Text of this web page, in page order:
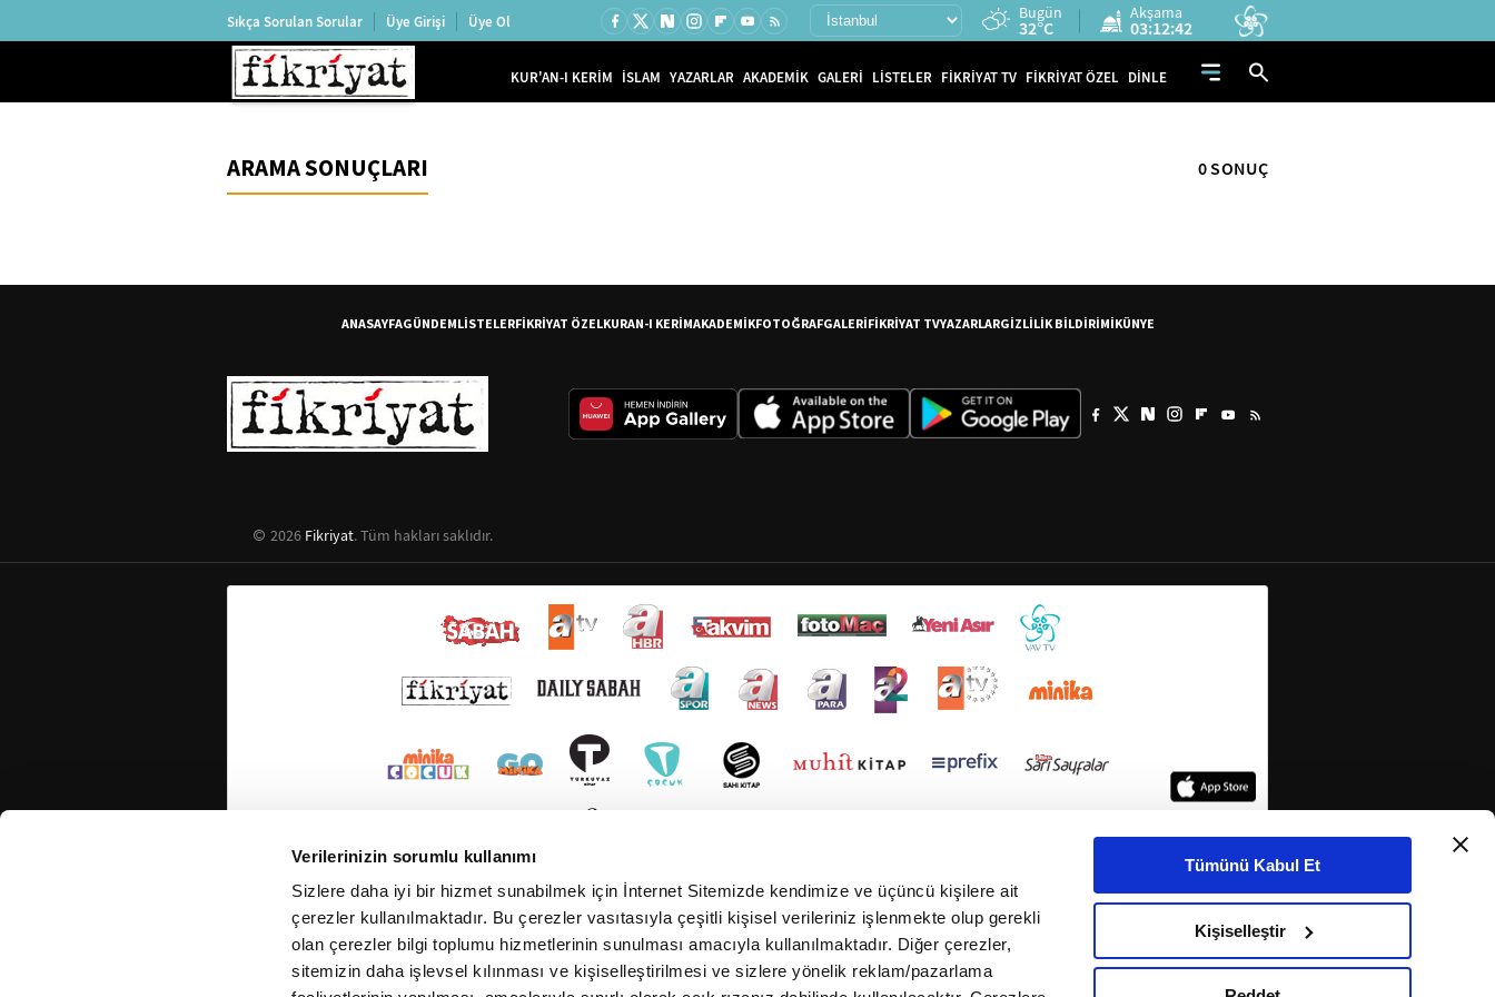
Verilerinizin sorumlu kullanımı
Sizlere daha iyi bir hizmet sunabilmek için İnternet Sitemizde kendimize ve üçüncü kişilere ait
çerezler kullanılmaktadır. Bu çerezler vasıtasıyla çeşitli kişisel verileriniz işlenmekte olup gerekli
olan çerezler bilgi toplumu hizmetlerinin sunulması amacıyla kullanılmaktadır. Diğer çerezler,
sitemizin daha işlevsel kılınması ve kişiselleştirilmesi ve sizlere yönelik reklam/pazarlama
Tümünü Kabul Et
Kişiselleştir
Sıkça Sorulan Sorular Üye Girişi Üye Ol Bugün
32°C
Akşama
03:12:42
KUR'AN-I KERİM İSLAM YAZARLAR AKADEMİK GALERİ LİSTELER FİKRİYAT TV FİKRİYAT ÖZEL DİNLE
ARAMA SONUÇLARI 0 SONUÇ
ANASAYFAGÜNDEMLİSTELERFİKRİYAT ÖZELKURAN-I KERİMAKADEMİKFOTOĞRAFGALERİFİKRİYAT TVYAZARLARGİZLİLİK BİLDİRİMİKÜNYE
2026 Fikriyat. Tüm hakları saklıdır.